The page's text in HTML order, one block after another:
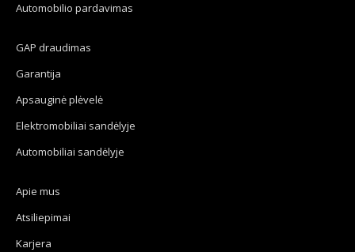
Automobilio pardavimas
GAP draudimas
Garantija
Apsauginė plėvelė
Elektromobiliai sandėlyje
Automobiliai sandėlyje
Apie mus
Atsiliepimai
Karjera